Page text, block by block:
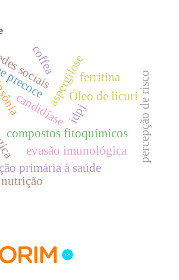
candidíase
aspergiloseÓleo de licuri
compostos fitoquímicos
primária à saúde
sociais
evasão imunológica
nutrição
coffea
idpj percepção de risco
ferritina